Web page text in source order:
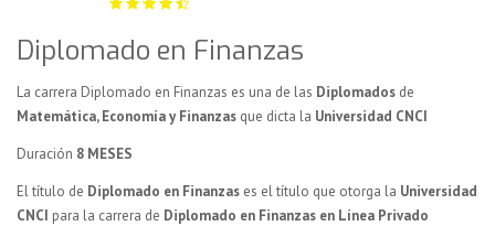
Diplomado en Finanzas
La carrera Diplomado en Finanzas es una de las Diplomados de
Matemática, Economía y Finanzas que dicta la Universidad CNCI
Duración 8 MESES
El título de Diplomado en Finanzas es el título que otorga la Universidad
CNCI para la carrera de Diplomado en Finanzas en Línea Privado